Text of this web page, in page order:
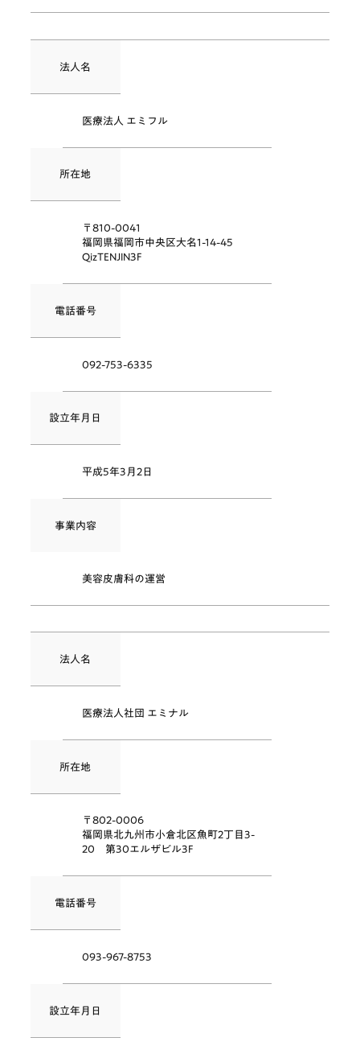
法人名
医療法人 エミフル
所在地
〒810-0041
福岡県福岡市中央区大名1-14-45
QizTENJIN3F
電話番号
092-753-6335
設立年月日
平成5年3月2日
事業内容
美容皮膚科の運営
法人名
医療法人社団 エミナル
所在地
〒802-0006
福岡県北九州市小倉北区魚町2丁目3-
20 第30エルザビル3F
電話番号
093-967-8753
設立年月日